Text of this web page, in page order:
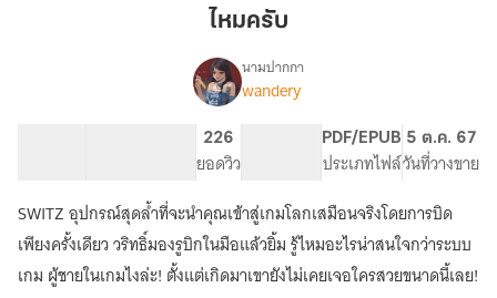
ไหม
ครับ
ไหมครับ
เรื่องProject
คน
นั้น
สนใจ
ผม
นามปากกา
wandery
226
ยอดวิว
PDF/EPUB
ประเภทไฟล์
5 ต.ค. 67
วันที่วางขาย
SWITZ อุปกรณ์สุดล้ำที่จะนำคุณเข้าสู่เกมโลกเสมือนจริงโดยการบิด
เพียงครั้งเดียว วริทธิ์มองรูบิกในมือแล้วยิ้ม รู้ไหมอะไรน่าสนใจกว่าระบบ
เกม ผู้ชายในเกมไงล่ะ! ตั้งแต่เกิดมาเขายังไม่เคยเจอใครสวยขนาดนี้เลย!